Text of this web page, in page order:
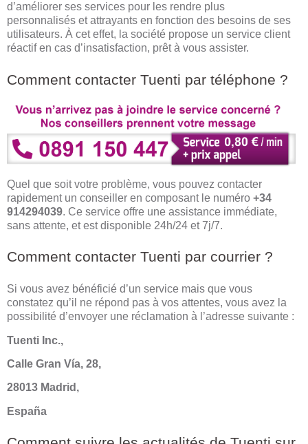
d’améliorer ses services pour les rendre plus
personnalisés et attrayants en fonction des besoins de ses
utilisateurs. À cet effet, la société propose un service client
réactif en cas d’insatisfaction, prêt à vous assister.
Comment contacter Tuenti par téléphone ?
Quel que soit votre problème, vous pouvez contacter
rapidement un conseiller en composant le numéro +34
914294039. Ce service offre une assistance immédiate,
sans attente, et est disponible 24h/24 et 7j/7.
Comment contacter Tuenti par courrier ?
Si vous avez bénéficié d’un service mais que vous
constatez qu’il ne répond pas à vos attentes, vous avez la
possibilité d’envoyer une réclamation à l’adresse suivante :
Tuenti Inc.,
Calle Gran Vía, 28,
28013 Madrid,
España